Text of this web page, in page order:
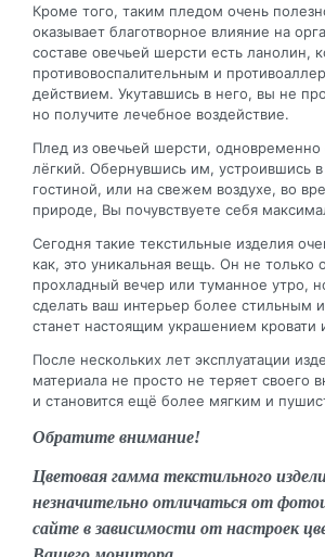
Кроме того, таким пледом очень
оказывает благотворное влияние на
составе овечьей шерсти есть ланолин,
противовоспалительным и
действием. Укутавшись в него, вы не
но получите лечебное воздействие.
Плед из овечьей шерсти,
лёгкий. Обернувшись им, устроившись
гостиной, или на свежем воздухе, во
природе, Вы почувствуете себя
Сегодня такие текстильные изделия
как, это уникальная вещь. Он не только
прохладный вечер или туманное утро,
сделать ваш интерьер более стильным
станет настоящим украшением кровати
После нескольких лет эксплуатации
материала не просто не теряет своего
и становится ещё более мягким и
Обратите внимание!
Цветовая гамма текстильного
незначительно отличаться от
сайте в зависимости от настроек